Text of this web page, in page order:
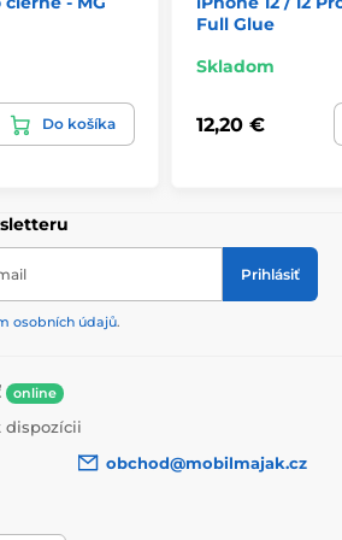
Do košíka
Full Glue
Skladom
12,20 €
Prihlásiť
osobních údajů.
online
dispozícii
obchod@mobilmajak.cz